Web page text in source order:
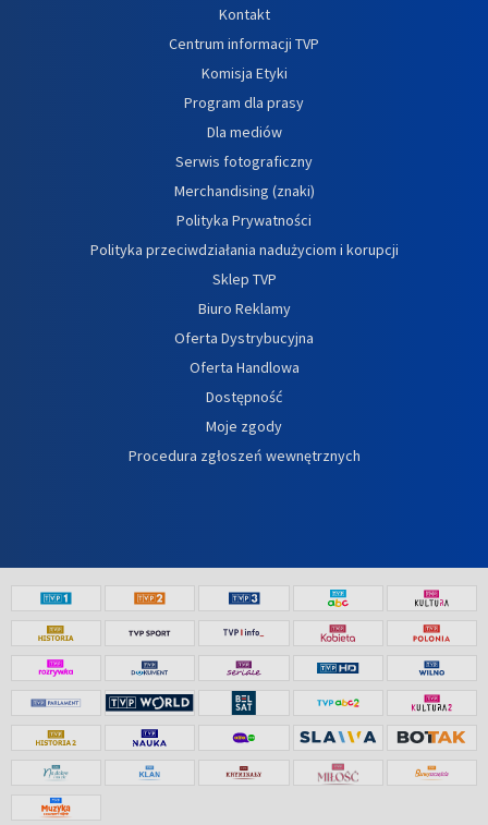
Kontakt
Centrum informacji TVP
Komisja Etyki
Program dla prasy
Dla mediów
Serwis fotograficzny
Merchandising (znaki)
Polityka Prywatności
Polityka przeciwdziałania nadużyciom i korupcji
Sklep TVP
Biuro Reklamy
Oferta Dystrybucyjna
Oferta Handlowa
Dostępność
Moje zgody
Procedura zgłoszeń wewnętrznych